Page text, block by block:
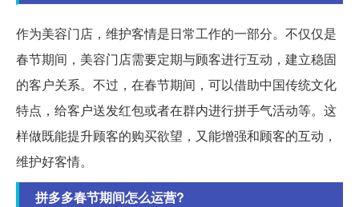
作为美容门店，维护客情是日常工作的一部分。不仅仅是
春节期间，美容门店需要定期与顾客进行互动，建立稳固
的客户关系。不过，在春节期间，可以借助中国传统文化
特点，给客户送发红包或者在群内进行拼手气活动等。这
样做既能提升顾客的购买欲望，又能增强和顾客的互动，
维护好客情。
拼多多春节期间怎么运营?